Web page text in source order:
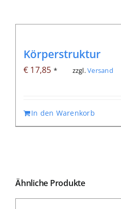
Körperstruktur
€ 17,85 * zzgl.Versand
In den Warenkorb
Ähnliche Produkte